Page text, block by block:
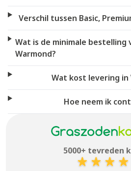
Verschil tussen Basic,
Wat is de minimale bestelling
Warmond?
Wat kost levering in
Hoe neem ik
5000+ tevreden